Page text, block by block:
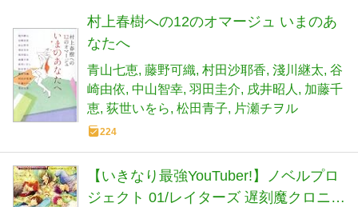
村上春樹への12のオマージュ いまのあ
なたへ
青山七恵 藤野可織 村田沙耶香 淺川継太 谷
崎由依 中山智幸 羽田圭介 戌井昭人
加藤千
恵 荻世いをら 松田青子 片瀬チヲル
224
【いきなり最強YouTuber!】ノベルプロ
ジェクト 01/レイターズ 遅刻魔クロニク